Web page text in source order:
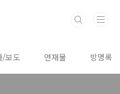
/보도 연재물 방명록